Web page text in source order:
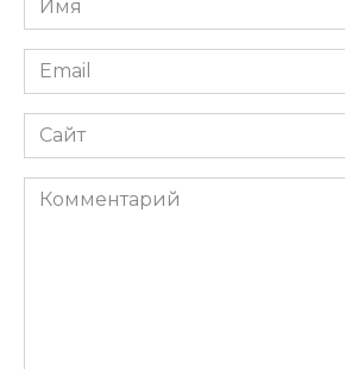
*
Email
*
Сайт
Комментарий